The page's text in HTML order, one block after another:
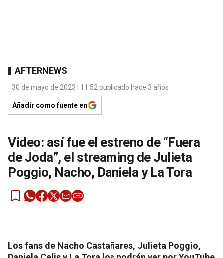
AFTERNEWS
30 de mayo de 2023 | 11:52 publicado hace 3 años
Añadir como fuente en
Video: así fue el estreno de “Fuera
de Joda”, el streaming de Julieta
Poggio, Nacho, Daniela y La Tora
Los fans de Nacho Castañares, Julieta Poggio,